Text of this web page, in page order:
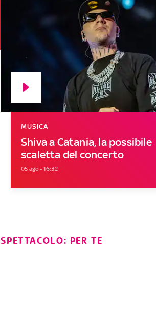
Shiva a Catania, la possibile
scaletta del concerto
MUSICA
05 ago - 16:32
SPETTACOLO: PER TE